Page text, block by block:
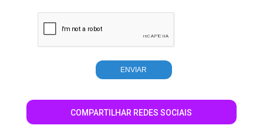
COMPARTILHAR REDES SOCIAIS